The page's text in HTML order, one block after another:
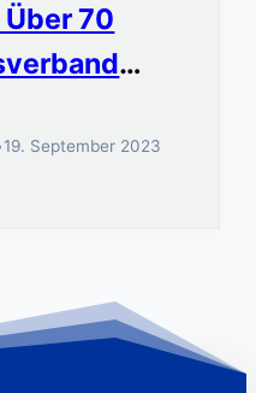
70
19. September 2023